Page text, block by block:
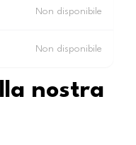
Non disponibile
Non disponibile
nostra